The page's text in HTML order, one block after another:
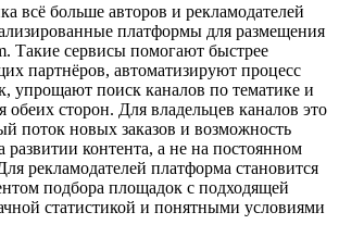
всё больше авторов и рекламодателей
платформы для размещения
Такие сервисы помогают быстрее
партнёров, автоматизируют процесс
упрощают поиск каналов по тематике и
сторон. Для владельцев каналов это
поток новых заказов и возможность
развитии контента, а не на постоянном
рекламодателей платформа становится
подбора площадок с подходящей
статистикой и понятными условиями